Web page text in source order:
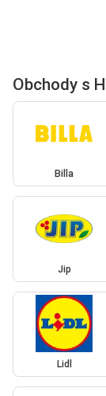
Obchody s
Billa
Jip
Lidl